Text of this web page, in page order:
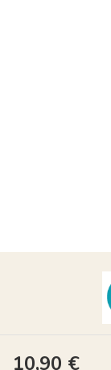
10,90 €